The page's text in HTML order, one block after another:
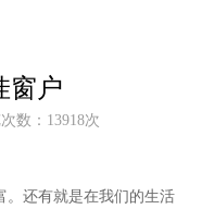
窗户
数：13918次
。还有就是在我们的生活